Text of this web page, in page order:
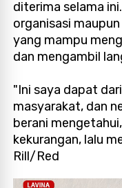
diterima selama
organisasi
yang mampu
dan mengambil
"Ini saya dapat
masyarakat, dan
berani
kekurangan, lalu
Rill/Red